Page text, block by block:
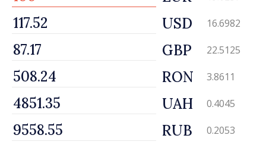
USD 16.6982
GBP 22.5125
RON 3.8611
UAH 0.4045
RUB 0.2053